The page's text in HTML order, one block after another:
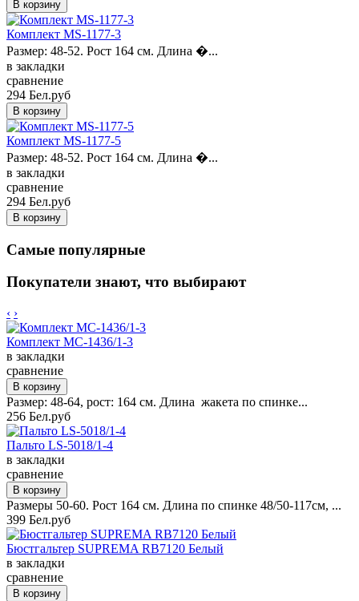
Комплект MS-1177-3
Размер: 48-52. Рост 164 см. Длина �...
в закладки
сравнение
294 Бел.руб
Комплект MS-1177-5
Размер: 48-52. Рост 164 см. Длина �...
в закладки
сравнение
294 Бел.руб
Самые популярные
Покупатели знают, что выбирают
‹ ›
Комплект MC-1436/1-3
в закладки
сравнение
Размер: 48-64, рост: 164 см. Длина жакета по спинке...
256 Бел.руб
Пальто LS-5018/1-4
в закладки
сравнение
Размеры 50-60. Рост 164 см. Длина по спинке 48/50-117см, ...
399 Бел.руб
Бюстгальтер SUPREMA RB7120 Белый
в закладки
сравнение